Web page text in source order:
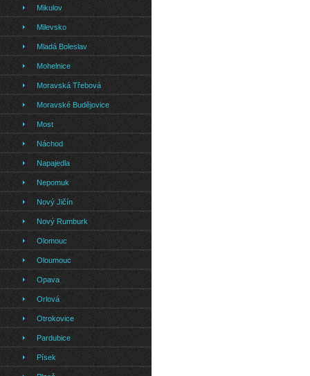
Mikulov
Milevsko
Mladá Boleslav
Mohelnice
Moravská Třebová
Moravské Budějovice
Most
Náchod
Napajedla
Nepomuk
Nový Jičín
Nový Rumburk
Olomouc
Oloumouc
Opava
Orlová
Otrokovice
Pardubice
Písek